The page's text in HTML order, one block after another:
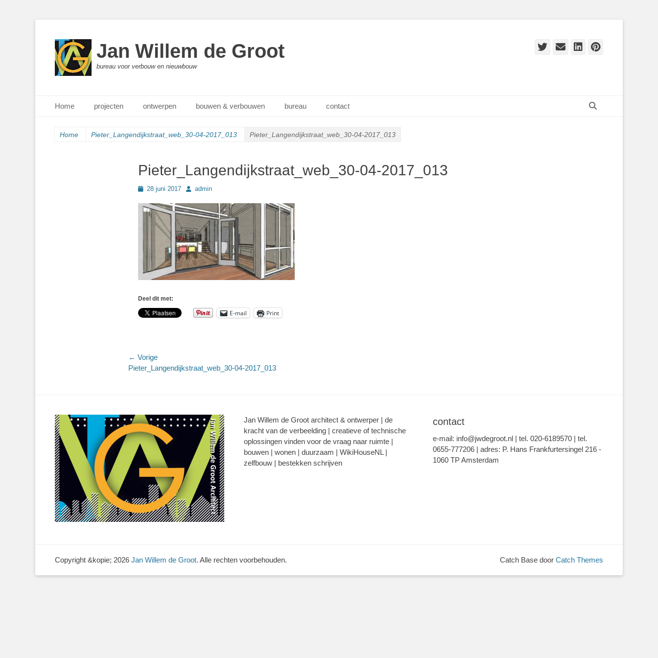
Jan Willem de Groot
bureau voor verbouw en nieuwbouw
Twitter
E-
LinkedIn
Primair menu
naar
inhoud
Home projecten ontwerpen bouwen & verbouwen bureau contact
Home Pieter_Langendijkstraat_web_30-04-2017_013 Pieter_Langendijkstraat_web_30-04-2017_013
Pieter_Langendijkstraat_web_30-04-2017_013
Geplaatst
28 juni 2017 Authoradmin
Deel dit met:
E-mail Print
Bericht
navigatie
← Vorige
Vorig
Pieter_Langendijkstraat_web_30-04-2017_013
Jan Willem de Groot architect & ontwerper | de
kracht van de verbeelding | creatieve of technische
oplossingen vinden voor de vraag naar ruimte |
bouwen | wonen | duurzaam | WikiHouseNL |
zelfbouw | bestekken schrijven
contact
e-mail: info@jwdegroot.nl | tel. 020-6189570 | tel.
0655-777206 | adres: P. Hans Frankfurtersingel 216 -
1060 TP Amsterdam
Copyright &kopie; 2026 Jan Willem de Groot. Alle rechten voorbehouden. Catch Base door Catch Themes